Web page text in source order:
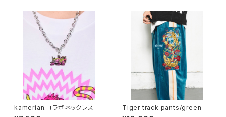
kamerian.コラボネックレス Tiger track pants/green